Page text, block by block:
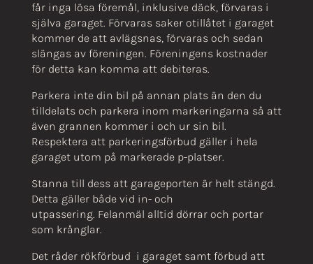
får inga lösa föremål, inklusive däck, förvaras i
själva garaget. Förvaras saker otillåtet i garaget
kommer de att avlägsnas, förvaras och sedan
slängas av föreningen. Föreningens kostnader
för detta kan komma att debiteras.
Parkera inte din bil på annan plats än den du
tilldelats och parkera inom markeringarna så att
även grannen kommer i och ur sin bil.
Respektera att parkeringsförbud gäller i hela
garaget utom på markerade p-platser.
Stanna till dess att garageporten är helt stängd.
Detta gäller både vid in- och
utpassering. Felanmäl alltid dörrar och portar
som krånglar.
Det råder rökförbud i garaget samt förbud att